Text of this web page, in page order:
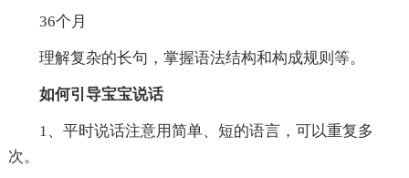
36个月
理解复杂的长句，掌握语法结构和构成规则等。
如何引导宝宝说话
1、平时说话注意用简单、短的语言，可以重复多
次。